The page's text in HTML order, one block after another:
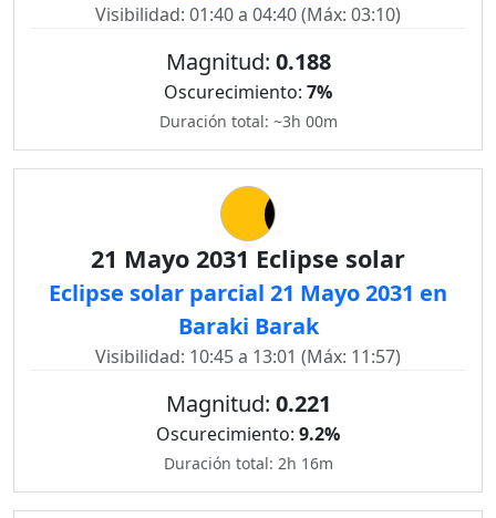
Visibilidad: 01:40 a 04:40 (Máx: 03:10)
Magnitud: 0.188
Oscurecimiento: 7%
Duración total: ~3h 00m
21 Mayo 2031 Eclipse solar
Eclipse solar parcial 21 Mayo 2031 en
Baraki Barak
Visibilidad: 10:45 a 13:01 (Máx: 11:57)
Magnitud: 0.221
Oscurecimiento: 9.2%
Duración total: 2h 16m